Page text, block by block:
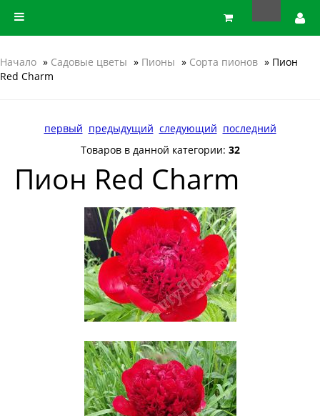
Начало » Садовые цветы » Пионы » Сорта пионов » Пион
Red Charm
первый предыдущий следующий последний
Товаров в данной категории: 32
Пион Red Charm